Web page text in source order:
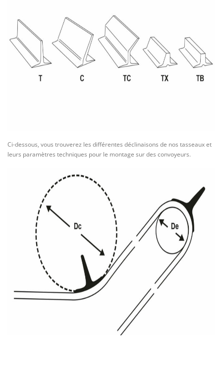
Ci-dessous, vous trouverez les différentes déclinaisons de nos tasseaux et
leurs paramètres techniques pour le montage sur des convoyeurs.